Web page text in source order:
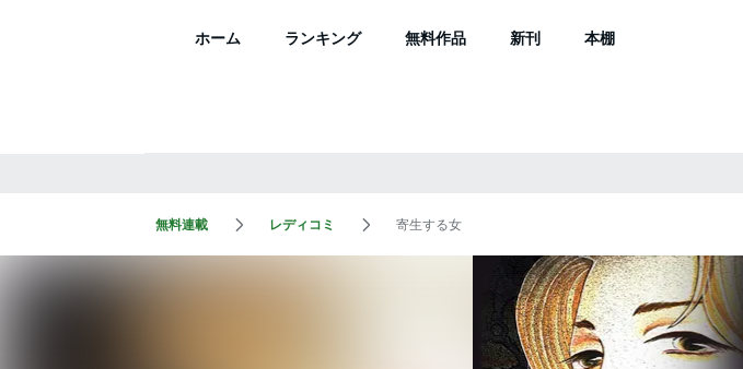
ホーム ランキング 無料作品 新刊 本棚
無料連載 レディコミ 寄生する女